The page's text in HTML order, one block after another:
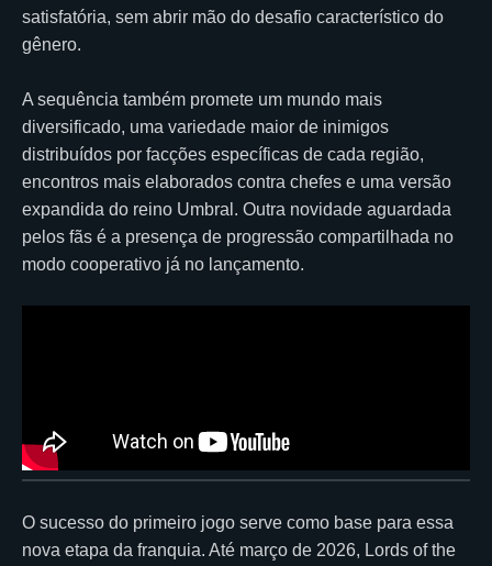
satisfatória, sem abrir mão do desafio característico do
gênero.
A sequência também promete um mundo mais
diversificado, uma variedade maior de inimigos
distribuídos por facções específicas de cada região,
encontros mais elaborados contra chefes e uma versão
expandida do reino Umbral. Outra novidade aguardada
pelos fãs é a presença de progressão compartilhada no
modo cooperativo já no lançamento.
O sucesso do primeiro jogo serve como base para essa
nova etapa da franquia. Até março de 2026, Lords of the